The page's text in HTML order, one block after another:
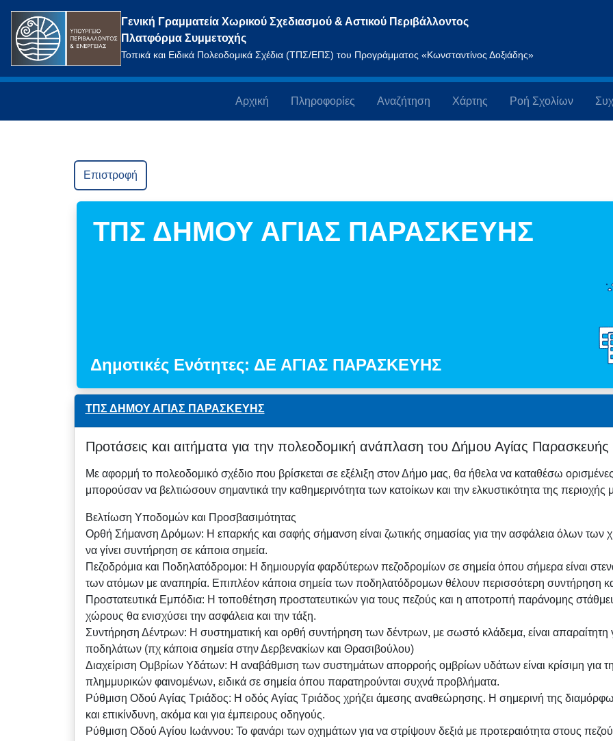
Γενική Γραμματεία Χωρικού Σχεδιασμού & Αστικού Περιβάλλοντος
Πλατφόρμα Συμμετοχής
Τοπικά και Ειδικά Πολεοδομικά Σχέδια (ΤΠΣ/ΕΠΣ) του Προγράμματος «Κωνσταντίνος Δοξιάδης»
Αρχική Πληροφορίες Αναζήτηση Χάρτης Ροή Σχολίων
Επιστροφή
ΤΠΣ ΔΗΜΟΥ ΑΓΙΑΣ ΠΑΡΑΣΚΕΥΗΣ
Δημοτικές Ενότητες: ΔΕ ΑΓΙΑΣ ΠΑΡΑΣΚΕΥΗΣ
ΤΠΣ ΔΗΜΟΥ ΑΓΙΑΣ ΠΑΡΑΣΚΕΥΗΣ
Προτάσεις και αιτήματα για την πολεοδομική ανάπλαση του Δήμου Αγίας Παρασκευής
Με αφορμή το πολεοδομικό σχέδιο που βρίσκεται σε εξέλιξη στον Δήμο μας, θα ήθελα να καταθέσω
μπορούσαν να βελτιώσουν σημαντικά την καθημερινότητα των κατοίκων και την ελκυστικότητα της περιοχής
Βελτίωση Υποδομών και Προσβασιμότητας
Ορθή Σήμανση Δρόμων: Η επαρκής και σαφής σήμανση είναι ζωτικής σημασίας για την ασφάλεια όλων των
να γίνει συντήρηση σε κάποια σημεία.
Πεζοδρόμια και Ποδηλατόδρομοι: Η δημιουργία φαρδύτερων πεζοδρομίων σε σημεία όπου σήμερα είναι
των ατόμων με αναπηρία. Επιπλέον κάποια σημεία των ποδηλατόδρομων θέλουν περισσότερη συντήρηση
Προστατευτικά Εμπόδια: Η τοποθέτηση προστατευτικών για τους πεζούς και η αποτροπή παράνομης
χώρους θα ενισχύσει την ασφάλεια και την τάξη.
Συντήρηση Δέντρων: Η συστηματική και ορθή συντήρηση των δέντρων, με σωστό κλάδεμα, είναι απαραίτητη
ποδηλάτων (πχ κάποια σημεία στην Δερβενακίων και Θρασιβούλου)
Διαχείριση Ομβρίων Υδάτων: Η αναβάθμιση των συστημάτων απορροής ομβρίων υδάτων είναι κρίσιμη για
πλημμυρικών φαινομένων, ειδικά σε σημεία όπου παρατηρούνται συχνά προβλήματα.
Ρύθμιση Οδού Αγίας Τριάδος: Η οδός Αγίας Τριάδος χρήζει άμεσης αναθεώρησης. Η σημερινή της
και επικίνδυνη, ακόμα και για έμπειρους οδηγούς.
Ρύθμιση Οδού Αγίου Ιωάννου: Το φανάρι των οχημάτων για να στρίψουν δεξιά με προτεραιότητα στους